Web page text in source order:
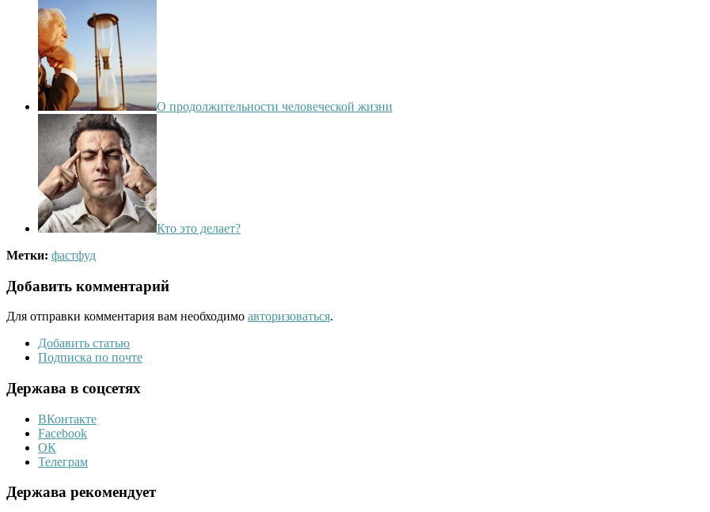
О продолжительности человеческой жизни
Кто это делает?
Метки: фастфуд
Добавить комментарий
Для отправки комментария вам необходимо авторизоваться.
Добавить статью
Подписка по почте
Держава в соцсетях
ВКонтакте
Facebook
ОК
Телеграм
Держава рекомендует